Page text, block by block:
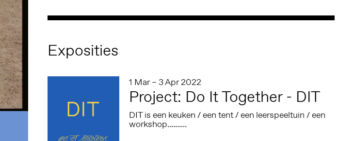
Exposities
1 Mar – 3 Apr 2022
Project: Do It Together - DIT
DIT is een keuken / een tent / een leerspeeltuin / een
workshop..........